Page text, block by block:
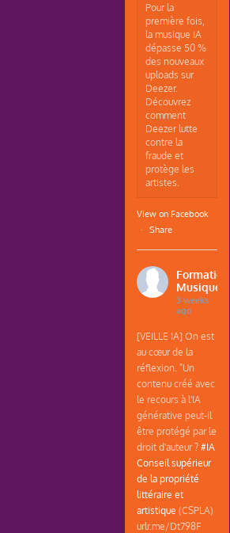
Pour la
première fois,
la musique IA
dépasse 50 %
des nouveaux
uploads sur
Deezer.
Découvrez
comment
Deezer lutte
contre la
fraude et
protège les
artistes.
View on Facebook
·
Share
Formations
Musique
3 weeks
ago
[VEILLE IA] On est
au cœur de la
réflexion. "Un
contenu créé avec
le recours à l'IA
générative peut-il
être protégé par le
droit d'auteur ?#IA
Conseil supérieur
de la propriété
littéraire et
artistique (CSPLA)
urlr.me/Dt798F